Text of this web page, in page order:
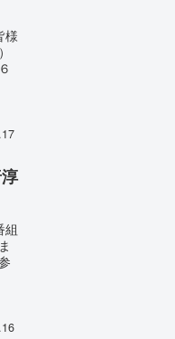
様
組